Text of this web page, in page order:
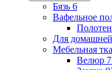
Бязь 6
Вафельное
Для
Мебельная
Велюр